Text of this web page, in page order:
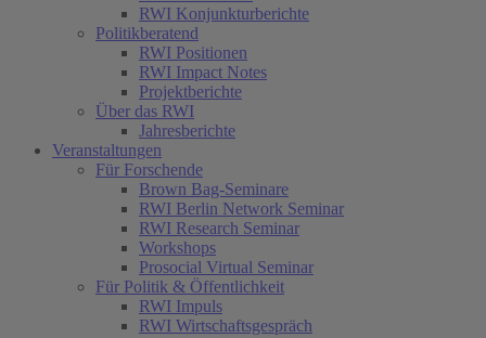
RWI Konjunkturberichte
Politikberatend
RWI Positionen
RWI Impact Notes
Projektberichte
Über das RWI
Jahresberichte
Veranstaltungen
Für Forschende
Brown Bag-Seminare
RWI Berlin Network Seminar
RWI Research Seminar
Workshops
Prosocial Virtual Seminar
Für Politik & Öffentlichkeit
RWI Impuls
RWI Wirtschaftsgespräch